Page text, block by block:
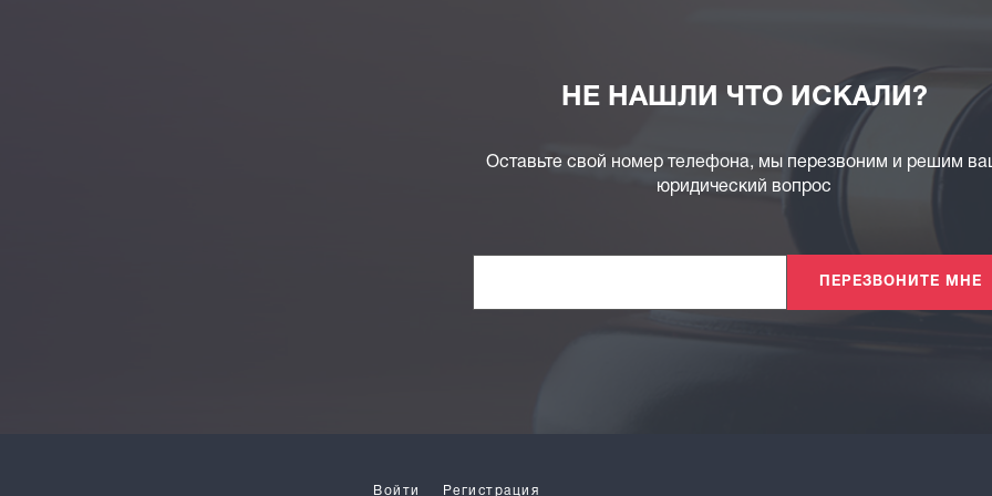
НЕ НАШЛИ ЧТО ИСКАЛИ?
Оставьте свой номер телефона, мы перезвоним и решим
юридический вопрос
ПЕРЕЗВОНИТЕ МНЕ
Войти Регистрация